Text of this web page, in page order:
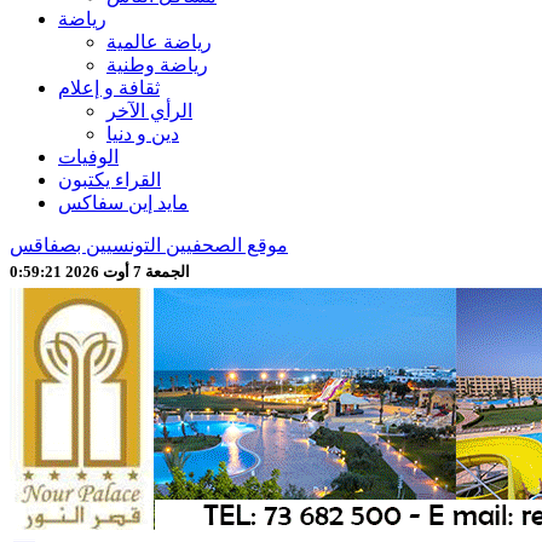
رياضة
رياضة عالمية
رياضة وطنية
ثقافة و إعلام
الرأي الآخر
دين و دنيا
الوفيات
القراء يكتبون
مايد إين سفاكس
موقع الصحفيين التونسيين بصفاقس
الجمعة 7 أوت 2026 0:59:23